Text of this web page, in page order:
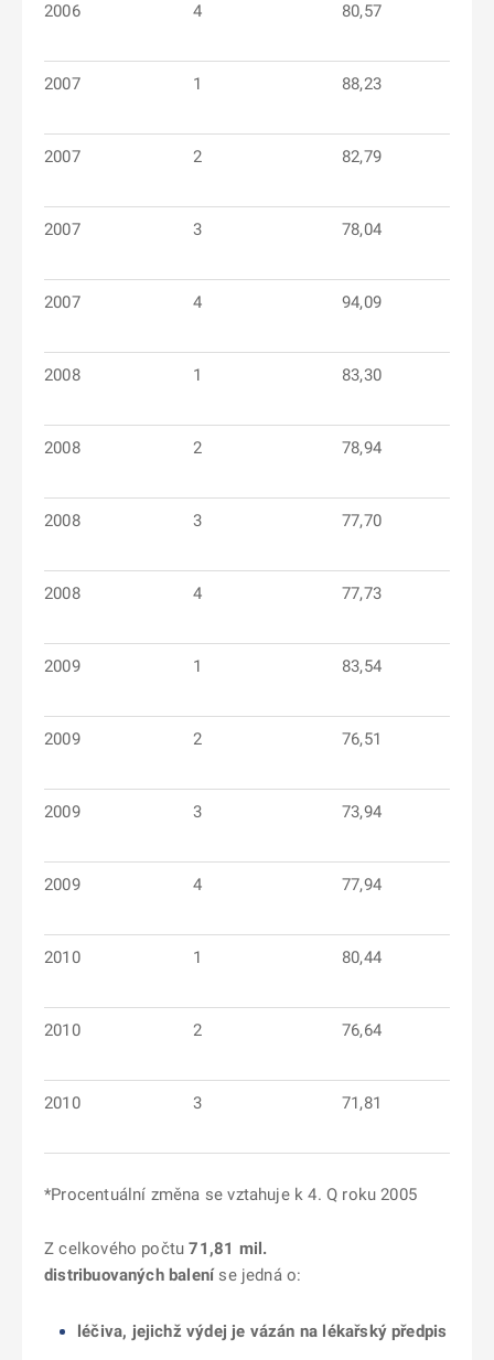
2006 4 80,57
2007 1 88,23
2007 2 82,79
2007 3 78,04
2007 4 94,09
2008 1 83,30
2008 2 78,94
2008 3 77,70
2008 4 77,73
2009 1 83,54
2009 2 76,51
2009 3 73,94
2009 4 77,94
2010 1 80,44
2010 2 76,64
2010 3 71,81
*Procentuální změna se vztahuje k 4. Q roku 2005
Z celkového počtu71,81 mil.
distribuovaných baleníse jedná o:
léčiva, jejichž výdej je vázán na lékařský předpis